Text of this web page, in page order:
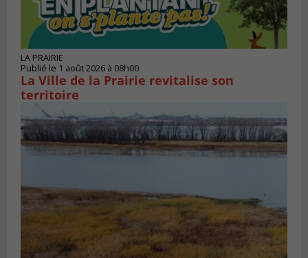
LA PRAIRIE
Publié le 1 août 2026 à 08h00
La Ville de la Prairie revitalise son
territoire